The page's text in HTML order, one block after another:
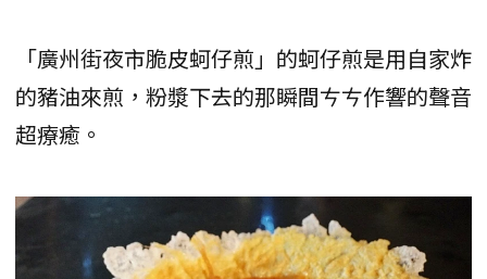
「廣州街夜市脆皮蚵仔煎」的蚵仔煎是用自家炸
的豬油來煎，粉漿下去的那瞬間ㄘㄘ作響的聲音
超療癒。